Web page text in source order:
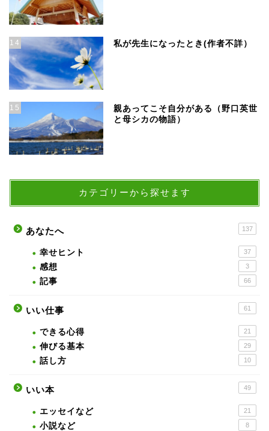
14 私が先生になったとき(作者不詳）
15
親あってこそ自分がある（野口英世
と母シカの物語）
カテゴリーから探せます
あなたへ 137
幸せヒント 37
感想 3
記事 66
いい仕事 61
できる心得 21
伸びる基本 29
話し方 10
いい本 49
エッセイなど 21
小説など 8